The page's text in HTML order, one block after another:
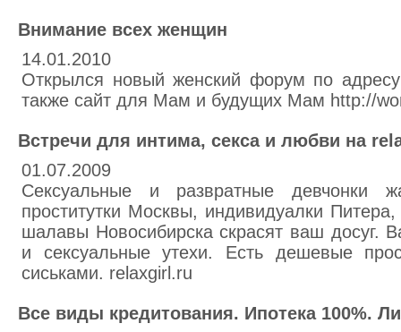
Внимание всех женщин
14.01.2010
Открылся новый женский форум по
также сайт для Мам и будущих Мам http://
Встречи для интима, секса и любви на
01.07.2009
Сексуальные и развратные девчонки
проститутки Москвы, индивидуалки
шалавы Новосибирска скрасят ваш досуг.
и сексуальные утехи. Есть дешевые
сиськами. relaxgirl.ru
Все виды кредитования. Ипотека 100%.